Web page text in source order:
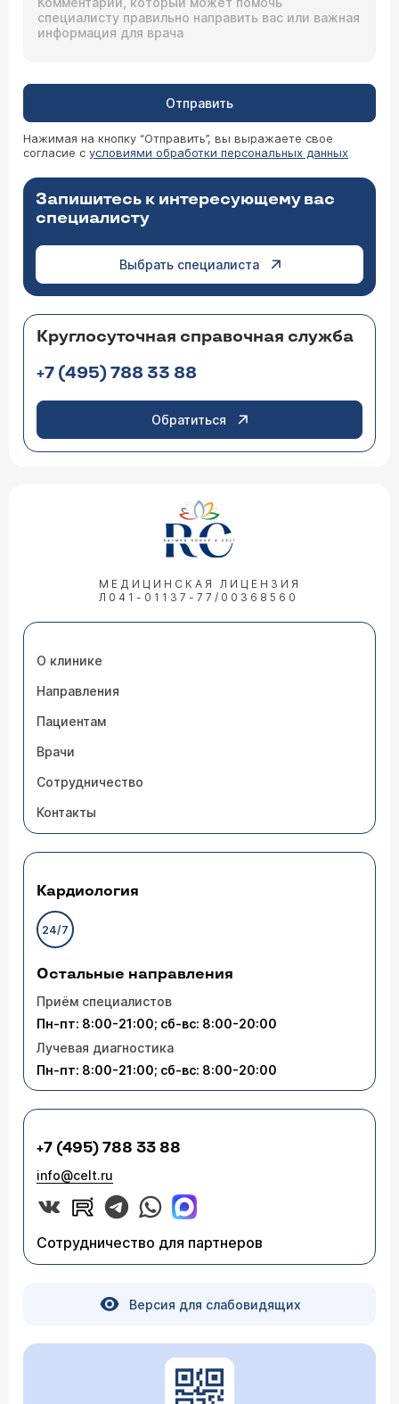
Отправить
Нажимая на кнопку “Отправить”, вы выражаете свое
согласие с условиями обработки персональных данных
Запишитесь к интересующему вас
специалисту
Выбрать специалиста
Круглосуточная справочная служба
+7 (495) 788 33 88
Обратиться
МЕДИЦИНСКАЯ ЛИЦЕНЗИЯ
Л041-01137-77/00368560
О клинике
Направления
Пациентам
Врачи
Сотрудничество
Контакты
Кардиология
24/7
Остальные направления
Приём специалистов
Пн-пт: 8:00-21:00; сб-вс: 8:00-20:00
Лучевая диагностика
Пн-пт: 8:00-21:00; сб-вс: 8:00-20:00
+7 (495) 788 33 88
info@celt.ru
Сотрудничество для партнеров
Версия для слабовидящих